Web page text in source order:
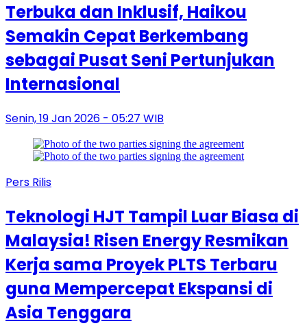
Terbuka dan Inklusif, Haikou
Semakin Cepat Berkembang
sebagai Pusat Seni Pertunjukan
Internasional
Senin, 19 Jan 2026 - 05:27 WIB
Pers Rilis
Teknologi HJT Tampil Luar Biasa di
Malaysia! Risen Energy Resmikan
Kerja sama Proyek PLTS Terbaru
guna Mempercepat Ekspansi di
Asia Tenggara